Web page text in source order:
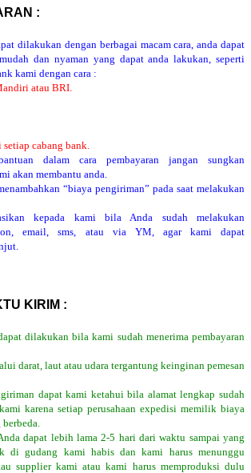
:
dilakukan dengan berbagai macam cara, anda dapat
dan nyaman yang dapat anda lakukan, seperti
kami dengan cara :
atau BRI.
cabang bank.
dalam cara pembayaran jangan sungkan
akan membantu anda.
“biaya pengiriman” pada saat melakukan
kepada kami bila Anda sudah melakukan
email, sms, atau via YM, agar kami dapat
KIRIM :
dilakukan bila kami sudah menerima pembayaran
darat, laut atau udara tergantung keinginan pemesan
dapat kami ketahui bila alamat lengkap sudah
karena setiap perusahaan expedisi memilik biaya
dapat lebih lama 2-5 hari dari waktu sampai yang
di gudang kami habis dan kami harus menunggu
supplier kami atau kami harus memproduksi dulu